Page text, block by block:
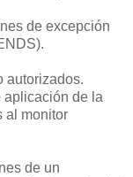
de excepción
autorizados.
aplicación de la
al monitor
de un